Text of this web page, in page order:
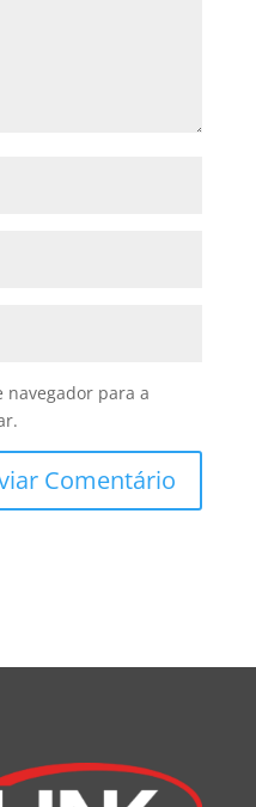
navegador para a